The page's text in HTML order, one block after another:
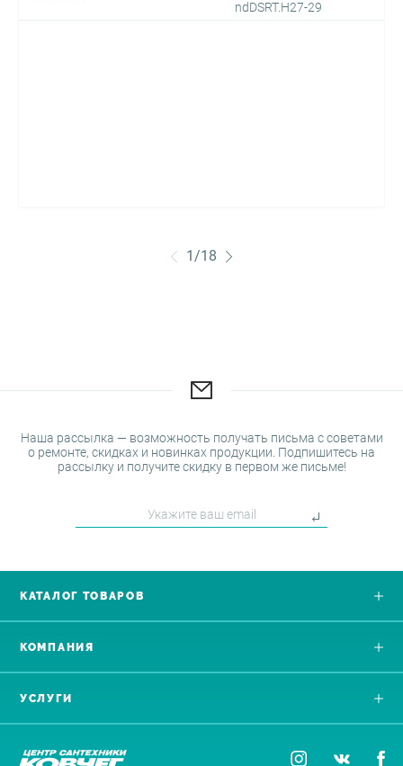
ndDSRT.H27-29
1/18
Наша рассылка — возможность получать письма с советами
о ремонте, скидках и новинках продукции. Подпишитесь на
рассылку и получите скидку в первом же письме!
КАТАЛОГ ТОВАРОВ
УСЛУГИ
КОМПАНИЯ